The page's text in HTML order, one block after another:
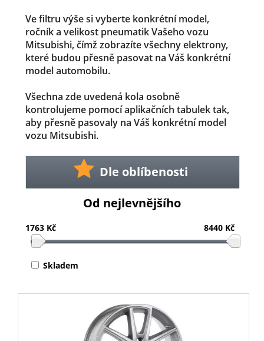
Ve filtru výše si vyberte konkrétní model,
ročník a velikost pneumatik Vašeho vozu
Mitsubishi, čímž zobrazíte všechny elektrony,
které budou přesně pasovat na Váš konkrétní
model automobilu.
Všechna zde uvedená kola osobně
kontrolujeme pomocí aplikačních tabulek tak,
aby přesně pasovaly na Váš konkrétní model
vozu Mitsubishi.
Dle oblíbenosti
Od nejlevnějšího
1763 Kč 8440 Kč
Skladem